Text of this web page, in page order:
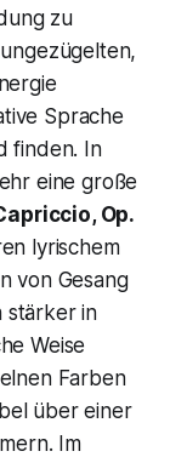
zu
Sprache
finden. In
eine große
Op.
lyrischem
von Gesang
stärker in
Weise
Farben
über einer
Im